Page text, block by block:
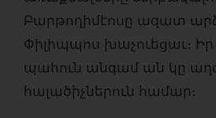
Բարթողիմէոսը ազատ
Փիլիպպոս խաչուեցաւ։
պահուն անգամ ան կը
հալածիչներուն համար։